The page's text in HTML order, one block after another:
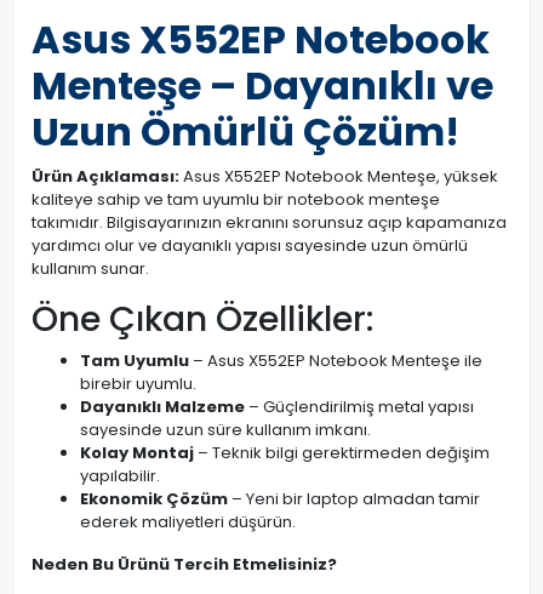
Asus X552EP Notebook
Menteşe – Dayanıklı ve
Uzun Ömürlü Çözüm!
Ürün Açıklaması:Asus X552EP Notebook Menteşe, yüksek
kaliteye sahip ve tam uyumlu bir notebook menteşe
takımıdır. Bilgisayarınızın ekranını sorunsuz açıp kapamanıza
yardımcı olur ve dayanıklı yapısı sayesinde uzun ömürlü
kullanım sunar.
Öne Çıkan Özellikler:
Tam Uyumlu – Asus X552EP Notebook Menteşe ile
birebir uyumlu.
Dayanıklı Malzeme – Güçlendirilmiş metal yapısı
sayesinde uzun süre kullanım imkanı.
Kolay Montaj – Teknik bilgi gerektirmeden değişim
yapılabilir.
Ekonomik Çözüm – Yeni bir laptop almadan tamir
ederek maliyetleri düşürün.
Neden Bu Ürünü Tercih Etmelisiniz?